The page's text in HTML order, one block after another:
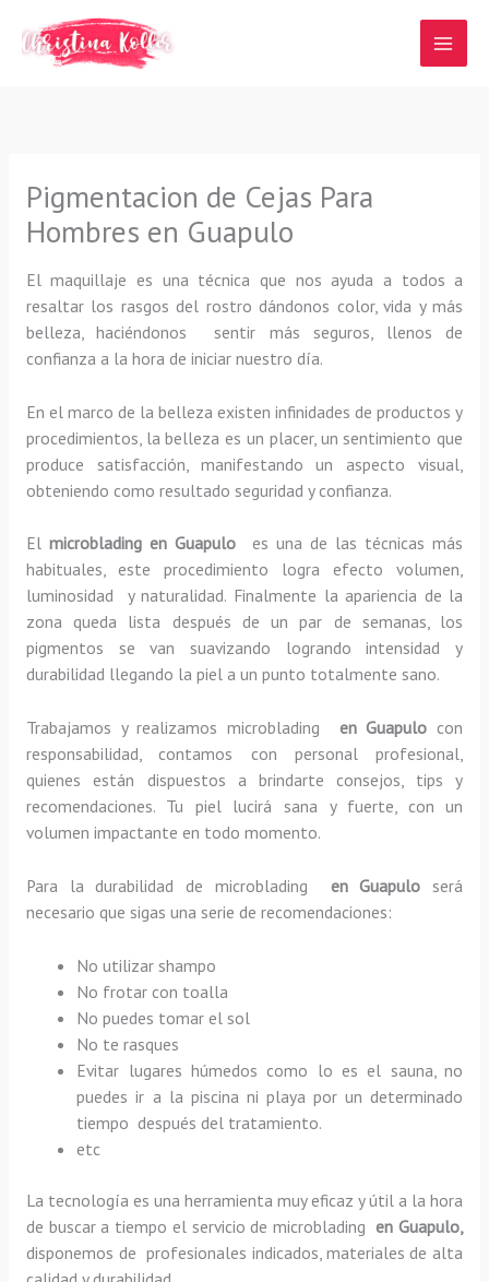
contenido
Pigmentacion de Cejas Para
Hombres en Guapulo
El maquillaje es una técnica que nos ayuda a todos a
resaltar los rasgos del rostro dándonos color, vida y más
belleza, haciéndonos sentir más seguros, llenos de
confianza a la hora de iniciar nuestro día.
En el marco de la belleza existen infinidades de productos y
procedimientos, la belleza es un placer, un sentimiento que
produce satisfacción, manifestando un aspecto visual,
obteniendo como resultado seguridad y confianza.
El microblading en Guapulo es una de las técnicas más
habituales, este procedimiento logra efecto volumen,
luminosidad y naturalidad. Finalmente la apariencia de la
zona queda lista después de un par de semanas, los
pigmentos se van suavizando logrando intensidad y
durabilidad llegando la piel a un punto totalmente sano.
Trabajamos y realizamos microblading en Guapulo con
responsabilidad, contamos con personal profesional,
quienes están dispuestos a brindarte consejos, tips y
recomendaciones. Tu piel lucirá sana y fuerte, con un
volumen impactante en todo momento.
Para la durabilidad de microblading en Guapulo será
necesario que sigas una serie de recomendaciones:
No utilizar shampo
No frotar con toalla
No puedes tomar el sol
No te rasques
Evitar lugares húmedos como lo es el sauna, no
puedes ir a la piscina ni playa por un determinado
tiempo después del tratamiento.
etc
La tecnología es una herramienta muy eficaz y útil a la hora
de buscar a tiempo el servicio de microblading en Guapulo,
disponemos de profesionales indicados, materiales de alta